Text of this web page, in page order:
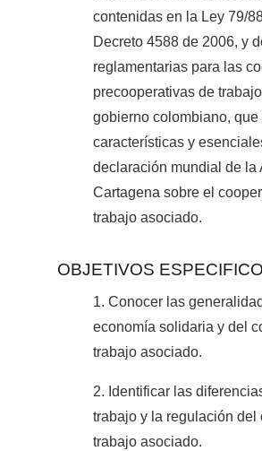
contenidas en la Ley 79/
Decreto 4588 de 2006, y
reglamentarias para las
precooperativas de
gobierno colombiano,
características y
declaración mundial de la
Cartagena sobre el
trabajo asociado.
OBJETIVOS
1. Conocer las
economía solidaria y del
trabajo asociado.
2. Identificar las
trabajo y la regulación del
trabajo asociado.